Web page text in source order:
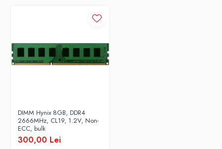
DIMM Hynix 8GB, DDR4
2666MHz, CL19, 1.2V, Non-
ECC, bulk
300,00 Lei